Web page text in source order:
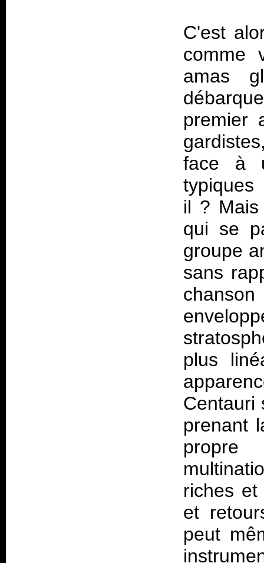
C'est
comme
amas
premier
face à
il ?
qui se
groupe
sans
plus
Centauri
prenant
propre
riches
et
peut